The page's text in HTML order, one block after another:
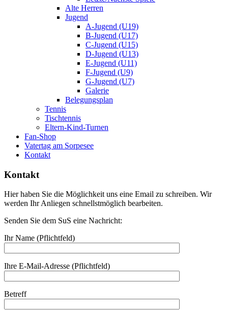
Alte Herren
Jugend
A-Jugend (U19)
B-Jugend (U17)
C-Jugend (U15)
D-Jugend (U13)
E-Jugend (U11)
F-Jugend (U9)
G-Jugend (U7)
Galerie
Belegungsplan
Tennis
Tischtennis
Eltern-Kind-Turnen
Fan-Shop
Vatertag am Sorpesee
Kontakt
Kontakt
Hier haben Sie die Möglichkeit uns eine Email zu schreiben. Wir
werden Ihr Anliegen schnellstmöglich bearbeiten.
Senden Sie dem SuS eine Nachricht:
Ihr Name (Pflichtfeld)
Ihre E-Mail-Adresse (Pflichtfeld)
Betreff